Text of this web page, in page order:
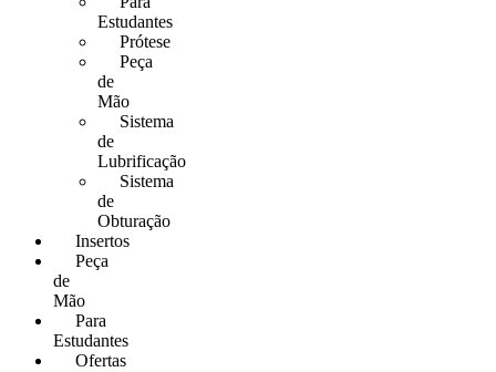
Estudantes
Prótese
Peça
de
Mão
Sistema
de
Lubrificação
Sistema
de
Obturação
Insertos
Peça
de
Mão
Para
Estudantes
Ofertas